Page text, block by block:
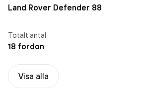
Land Rover Defender 88
Totalt antal
18 fordon
Visa alla